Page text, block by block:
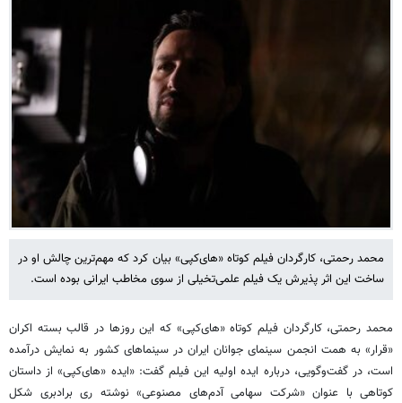
محمد رحمتی، کارگردان فیلم کوتاه «های‌کپی» بیان کرد که مهم‌ترین چالش او در
ساخت این اثر پذیرش یک فیلم علمی‌تخیلی از سوی مخاطب ایرانی بوده است.
محمد رحمتی، کارگردان فیلم کوتاه «های‌کپی» که این روزها در قالب بسته اکران
«قرار» به همت انجمن سینمای جوانان ایران در سینماهای کشور به نمایش درآمده
است، در گفت‌وگویی، درباره ایده اولیه این فیلم گفت: «ایده «های‌کپی» از داستان
کوتاهی با عنوان «شرکت سهامی آدم‌های مصنوعی» نوشته ری برادبری شکل